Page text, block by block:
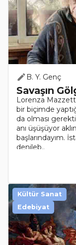
B. Y. Genç
Savaşın
Lorenza
bir biçimde
da olması
anı üşüşüyor
başlarındayım.
denileb..
Kültür Sanat
Edebiyat